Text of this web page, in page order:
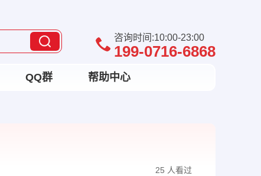
咨询时间:10:00-23:00
199-0716-6868
QQ群 帮助中心
25 人看过